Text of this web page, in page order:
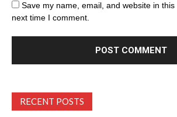
Save my name, email, and website in
next time I comment.
RECENT POSTS